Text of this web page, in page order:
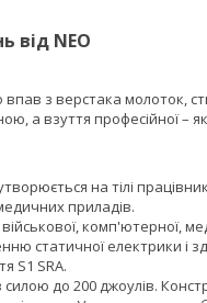
від NEO
з верстака молоток,
а взуття професійної –
на тілі
приладів.
комп'ютерної,
статичної електрики і
S1 SRA.
до 200 джоулів.